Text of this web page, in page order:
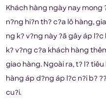
Khách hàng ngày nay mong
n?ng hi?n th? c?a lô hàng,
ng k? v?ng này ?ã gây áp
k? v?ng c?a khách hàng
giao hàng. Ngoài ra, t? l?
hàng áp d?ng áp l?c n?i b?
cu?i.